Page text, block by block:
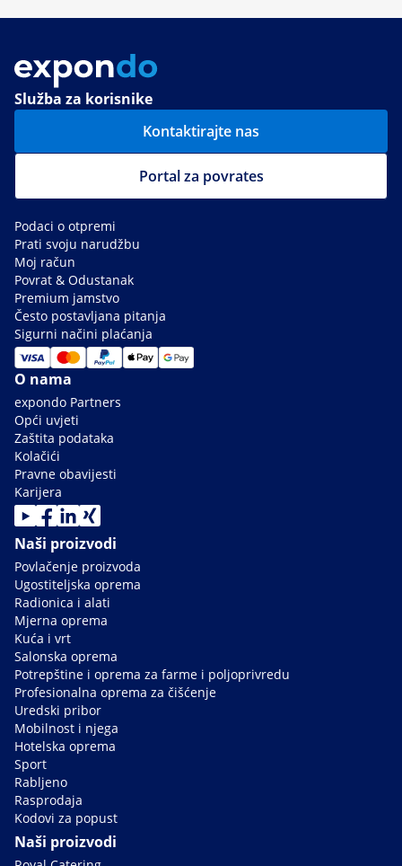
Služba za korisnike
Kontaktirajte nas
Portal za povrates
Podaci o otpremi
Prati svoju narudžbu
Moj račun
Povrat & Odustanak
Premium jamstvo
Često postavljana pitanja
Sigurni načini plaćanja
O nama
expondo Partners
Opći uvjeti
Zaštita podataka
Kolačići
Pravne obavijesti
Karijera
Naši proizvodi
Povlačenje proizvoda
Ugostiteljska oprema
Radionica i alati
Mjerna oprema
Kuća i vrt
Salonska oprema
Potrepštine i oprema za farme i poljoprivredu
Profesionalna oprema za čišćenje
Uredski pribor
Mobilnost i njega
Hotelska oprema
Sport
Rabljeno
Rasprodaja
Kodovi za popust
Naši proizvodi